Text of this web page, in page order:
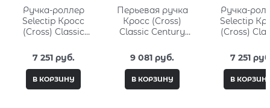
Ручка-роллер
Selectip Кросс
(Cross) Classic
Coral Lacquer
7 251 руб.
В КОРЗИНУ
Перьевая ручка
Кросс (Cross)
Classic Century
Lacquer
9 081 руб.
В КОРЗИНУ
Ручка-
Selectip
(Cross)
Yellow
7 251
В